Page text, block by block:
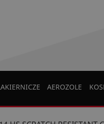
AEROZOLE